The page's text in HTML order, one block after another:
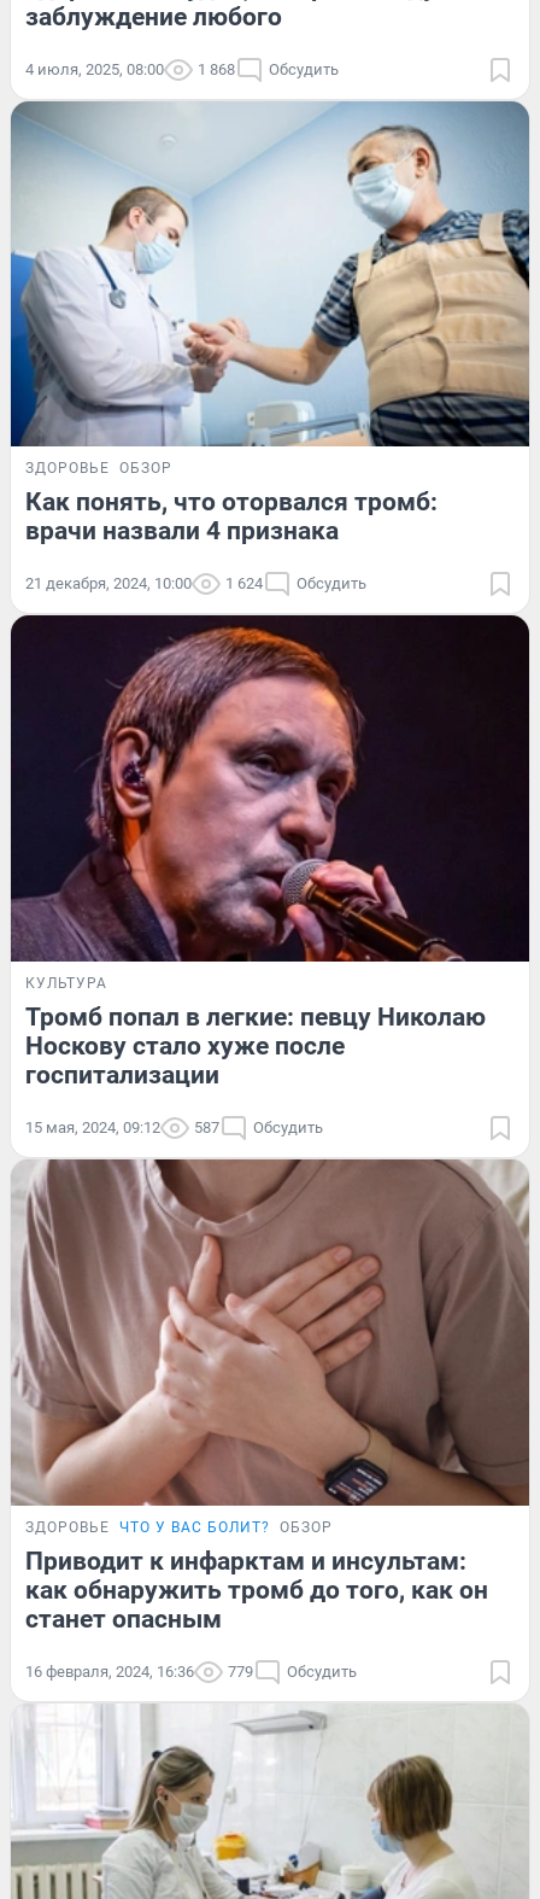
заблуждение любого
4 июля, 2025, 08:00 1 868 Обсудить
ЗДОРОВЬЕ ОБЗОР
Как понять, что оторвался тромб:
врачи назвали 4 признака
21 декабря, 2024, 10:00 1 624 Обсудить
КУЛЬТУРА
Тромб попал в легкие: певцу Николаю
Носкову стало хуже после
госпитализации
15 мая, 2024, 09:12 587 Обсудить
ЗДОРОВЬЕ ЧТО У ВАС БОЛИТ? ОБЗОР
Приводит к инфарктам и инсультам:
как обнаружить тромб до того, как он
станет опасным
16 февраля, 2024, 16:36 779 Обсудить